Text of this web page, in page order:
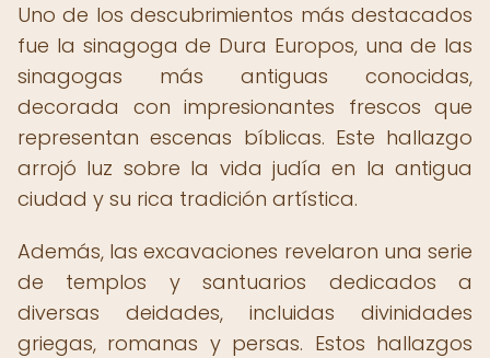
Uno de los descubrimientos más destacados
fue la sinagoga de Dura Europos, una de las
sinagogas más antiguas conocidas,
decorada con impresionantes frescos que
representan escenas bíblicas. Este hallazgo
arrojó luz sobre la vida judía en la antigua
ciudad y su rica tradición artística.
Además, las excavaciones revelaron una serie
de templos y santuarios dedicados a
diversas deidades, incluidas divinidades
griegas, romanas y persas. Estos hallazgos